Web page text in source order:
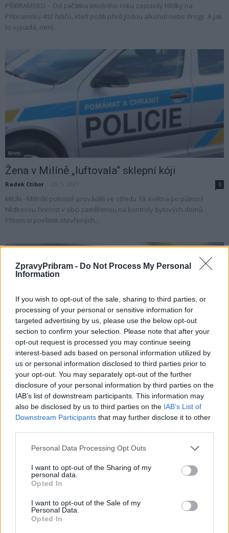
ZpravyPribram - Do Not Process My Personal
Information
If you wish to opt-out of the sale, sharing to third parties, or
processing of your personal or sensitive information for
targeted advertising by us, please use the below opt-out
section to confirm your selection. Please note that after your
opt-out request is processed you may continue seeing
interest-based ads based on personal information utilized by
us or personal information disclosed to third parties prior to
your opt-out. You may separately opt-out of the further
disclosure of your personal information by third parties on the
IAB’s list of downstream participants. This information may
also be disclosed by us to third parties on the IAB’s List of
Downstream Participants that may further disclose it to other
Personal Data Processing Opt Outs
I want to opt-out of the Sharing of my
personal data.
Opted In
I want to opt-out of the Sale of my
Personal Data.
Opted In
PŘÍBRAMSKO - Od začátku letošního roku zastavily hlídky na
Příbramsku 402 řidičů, kteří požili před jízdou alkohol nebo drogy. A jak
to vypadá, není...
Krimi
Žena v Milíně „luftovala“ sklepní kóji
Radek Ctibor 0
MILÍN - Milínští policisté prováděli ve středu 19. května po půlnoci
hlídkovou činnost v obci zaměřenou na kontroly bytových domů.
Přitom si povšimli otevřených...
Krimi
Řidil přes zákaz a navíc měl v autě i věci
k výrobě drog
Radek Ctibor - 30. 4. 2021
DLOUHÁ LHOTA - Zajímavý nález uskutečnila policejní hlídka koncem
dubna při noční kontrole řidiče. Jak se ukázalo, měl toho na svědomí